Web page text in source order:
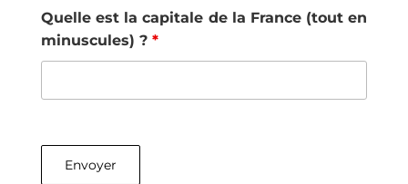
Quelle est la capitale de la France (tout en
minuscules) ? *